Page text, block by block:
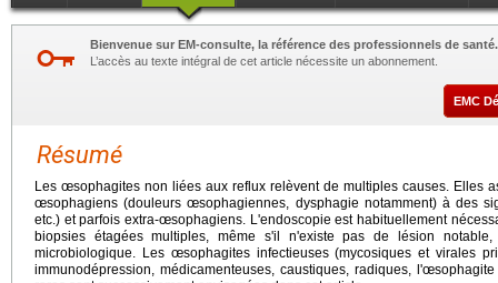
Bienvenue sur EM-consulte, la référence des professionnels de santé.
L’accès au texte intégral de cet article nécessite un abonnement.
EMC
Résumé
Les œsophagites non liées aux reflux relèvent de multiples causes. Elles
œsophagiens (douleurs œsophagiennes, dysphagie notamment) à des
etc.) et parfois extra-œsophagiens. L'endoscopie est habituellement
biopsies étagées multiples, même s'il n'existe pas de lésion
microbiologique. Les œsophagites infectieuses (mycosiques et virales
immunodépression, médicamenteuses, caustiques, radiques,